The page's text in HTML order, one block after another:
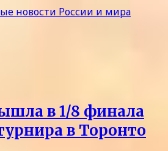
в 1/8 финала
в Торонто